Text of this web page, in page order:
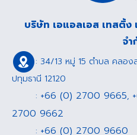
บริษัท เอแอลเอส เทสติ้ง
จำ
: 34/13 หมู่ 15 ตำบล คลอ
ปทุมธานี 12120
: +66 (0) 2700 9665,
2700 9662
: +66 (0) 2700 9660